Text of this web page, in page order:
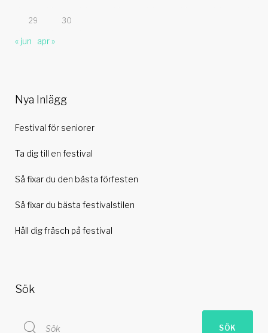
29 30
« jun apr »
Nya Inlägg
Festival för seniorer
Ta dig till en festival
Så fixar du den bästa förfesten
Så fixar du bästa festivalstilen
Håll dig fräsch på festival
Sök
for:
SÖK